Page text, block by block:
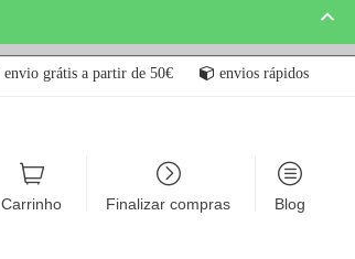
envio grátis a partir de 50€ envios rápidos
Carrinho Finalizar compras Blog